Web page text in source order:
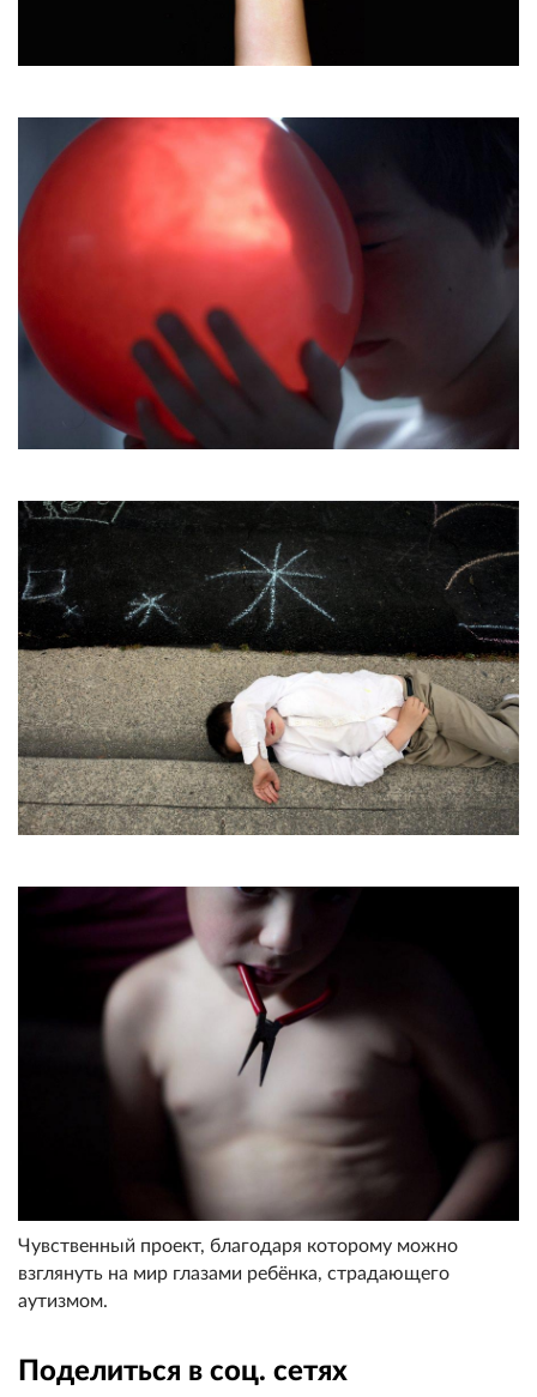
Чувственный проект, благодаря которому можно
взглянуть на мир глазами ребёнка, страдающего
аутизмом.
Поделиться в соц. сетях